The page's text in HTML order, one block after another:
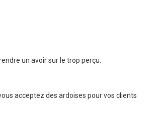
un avoir sur le trop perçu.
acceptez des ardoises pour vos clients